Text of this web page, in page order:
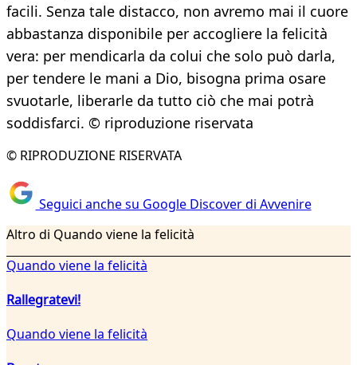
facili. Senza tale distacco, non avremo mai il cuore
abbastanza disponibile per accogliere la felicità
vera: per mendicarla da colui che solo può darla,
per tendere le mani a Dio, bisogna prima osare
svuotarle, liberarle da tutto ciò che mai potrà
soddisfarci. © riproduzione riservata
© RIPRODUZIONE RISERVATA
Seguici anche su Google Discover di Avvenire
Altro di Quando viene la felicità
Quando viene la felicità
Rallegratevi!
Quando viene la felicità